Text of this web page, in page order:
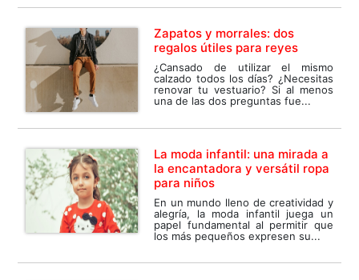
Zapatos y morrales: dos
regalos útiles para reyes
¿Cansado de utilizar el mismo
calzado todos los días? ¿Necesitas
renovar tu vestuario? Si al menos
una de las dos preguntas fue...
La moda infantil: una mirada a
la encantadora y versátil ropa
para niños
En un mundo lleno de creatividad y
alegría, la moda infantil juega un
papel fundamental al permitir que
los más pequeños expresen su...